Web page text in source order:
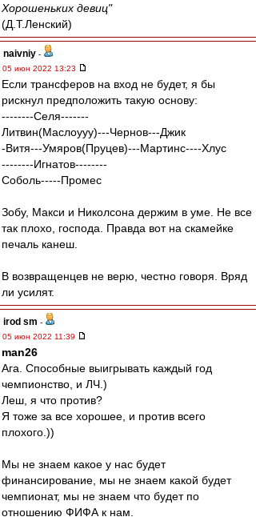
Хорошеньких девиц"
(Д.Т.Ленский)
naivniy -
05 июн 2022 13:23
Если трансферов на вход не будет, я бы
рискнул предположить такую основу:
--------Селя-------
Литвин(Маслоууу)---Чернов---Джик
-Витя---Умяров(Пруцев)---Мартинс----Хлус
--------Игнатов--------
Соболь-----Промес
Зобу, Макси и Николсона держим в уме. Не все
так плохо, господа. Правда вот на скамейке
печаль канеш.
В возвращенцев не верю, честно говоря. Вряд
ли усилят.
irod sm -
05 июн 2022 11:39
man26
Ага. Способные выигрывать каждый год
чемпионство, и ЛЧ.)
Леш, я что против?
Я тоже за все хорошее, и против всего
плохого.))
Мы не знаем какое у нас будет
финансирование, мы не знаем какой будет
чемпионат, мы не знаем что будет по
отношению ФИФА к нам.